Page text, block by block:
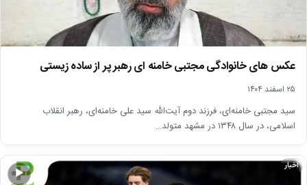
عکس های خانوادگی مجتبی خامنه ای رهبر پر از ساده زیستی
۲۵ اسفند ۱۴۰۴
سید مجتبی خامنه‌ای، فرزند دوم آیت‌الله سید علی خامنه‌ای، رهبر انقلاب
اسلامی، در سال ۱۳۴۸ در مشهد متولد…
▶
اخبار